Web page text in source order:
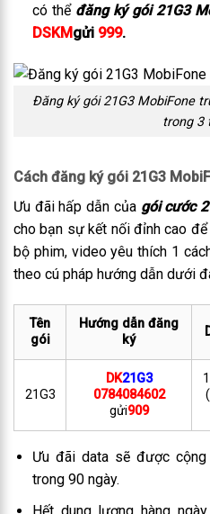
có thể đăng ký gói 21G3
DSKMgửi 999.
Đăng ký gói 21G3 MobiFone
trong 3
Cách đăng ký gói 21G3
Ưu đãi hấp dẫn của gói cước
cho bạn sự kết nối đỉnh cao
bộ phim, video yêu thích 1
theo cú pháp hướng dẫn dưới
Tên
gói
Hướng dẫn đăng
ký
21G3
DK21G3
0784084602
gửi909
Ưu đãi data sẽ được
trong 90 ngày.
Hết dung lượng hàng